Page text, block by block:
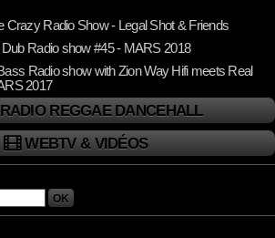
REGGAE DANCEHALL
WEBTV & VIDÉOS